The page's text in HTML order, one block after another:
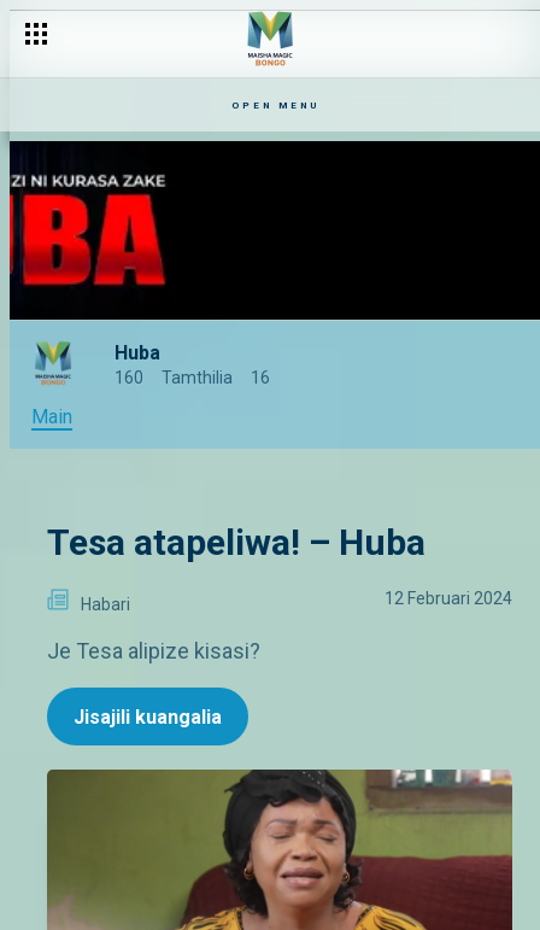
OPEN MENU
Huba
160 Tamthilia 16
Main
Tesa atapeliwa! – Huba
Habari 12 Februari 2024
Je Tesa alipize kisasi?
Jisajili kuangalia
Sababu tatu zakutorudiana na ex wako – Huba